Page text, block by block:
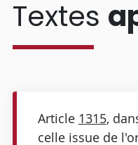
Textes
Article 1315,
celle issue de